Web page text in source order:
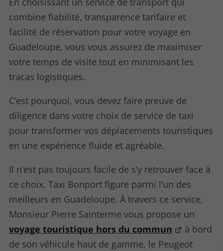
combine fiabilité, transparence tarifaire et
facilité de réservation pour votre voyage en
Guadeloupe, vous vous assurez de maximiser
votre temps de visite tout en minimisant les
tracas logistiques.
C’est pourquoi, vous devez faire preuve de
diligence dans votre choix de service de taxi
pour transformer vos déplacements touristiques
en une expérience fluide et agréable.
Il n’est pas toujours facile de s’y retrouver face à
ce choix. Taxi Bonport figure parmi l’un des
meilleurs en Guadeloupe. À travers ce service,
Monsieur Pierre Sainterme vous propose un
voyage touristique hors du commun
à bord
de son véhicule haut de gamme, le Peugeot